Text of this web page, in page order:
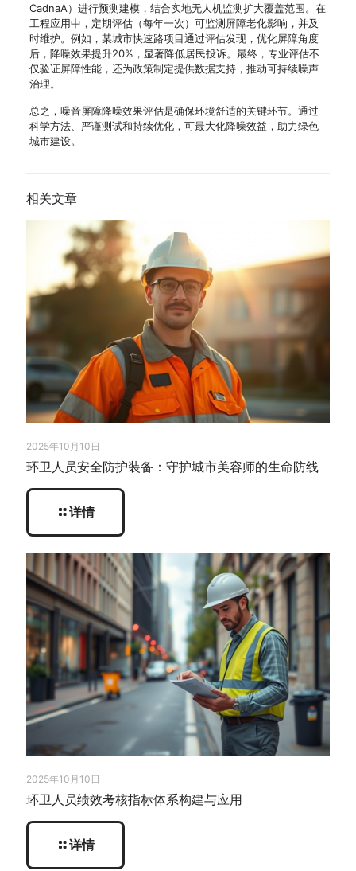
CadnaA）进行预测建模，结合实地无人机监测扩大覆盖范围。在
工程应用中，定期评估（每年一次）可监测屏障老化影响，并及
时维护。例如，某城市快速路项目通过评估发现，优化屏障角度
后，降噪效果提升20%，显著降低居民投诉。最终，专业评估不
仅验证屏障性能，还为政策制定提供数据支持，推动可持续噪声
治理。
总之，噪音屏障降噪效果评估是确保环境舒适的关键环节。通过
科学方法、严谨测试和持续优化，可最大化降噪效益，助力绿色
城市建设。
相关文章
2025年10月10日
环卫人员安全防护装备：守护城市美容师的生命防线
详情
2025年10月10日
环卫人员绩效考核指标体系构建与应用
详情